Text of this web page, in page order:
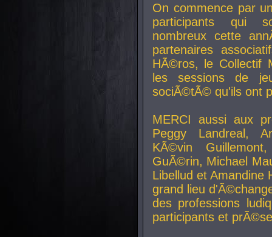
On commence par
participants qui
nombreux cette
partenaires
HÃ©ros, le Collectif
les sessions de
sociÃ©tÃ© qu'ils ont
MERCI aussi aux
Peggy Landreal,
KÃ©vin
GuÃ©rin, Michael
Libellud et Amandine
grand lieu
des professions
participants et